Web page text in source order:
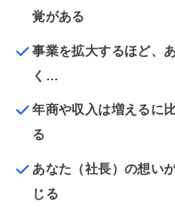
覚がある
事業を拡大するほど、
く…
年商や収入は増えるに
る
あなた（社長）の想い
じる